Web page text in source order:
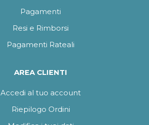
Pagamenti
Resi e Rimborsi
Pagamenti Rateali
AREA CLIENTI
Accedi al tuo account
Riepilogo Ordini